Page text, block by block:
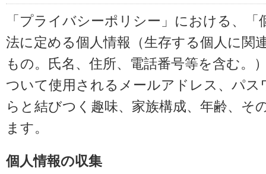
「プライバシーポリシー」における、
法に定める個人情報（生存する個人に関
もの。氏名、住所、電話番号等を含む。
ついて使用されるメールアドレス、パ
らと結びつく趣味、家族構成、年齢、そ
ます。
個人情報の収集